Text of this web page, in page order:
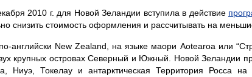
2010 г. для Новой Зеландии вступила в действие
снизить стоимость оформления и рассчитывать на
по-английски New Zealand, на языке маори Aotearoa или
крупных островах Северный и Южный. Новой Зеландии
Ниуэ, Токелау и антарктическая Территория Росса